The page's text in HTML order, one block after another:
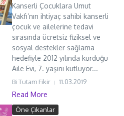
Kanserli Çocuklara Umut
Vakfı’nın ihtiyaç sahibi kanserli
çocuk ve ailelerine tedavi
sırasında ücretsiz fiziksel ve
sosyal destekler sağlama
hedefiyle 2012 yılında kurduğu
Aile Evi, 7. yaşını kutluyor...
Bi Tutam Fikir 11.03.2019
Read More
Öne Çıkanlar